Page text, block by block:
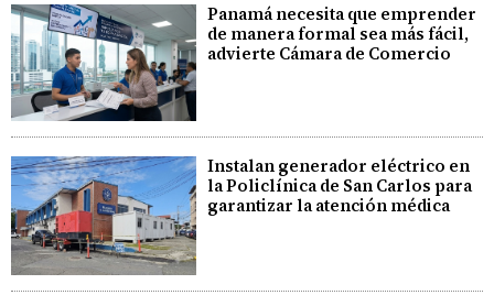
Panamá necesita que emprender
de manera formal sea más fácil,
advierte Cámara de Comercio
Instalan generador eléctrico en
la Policlínica de San Carlos para
garantizar la atención médica